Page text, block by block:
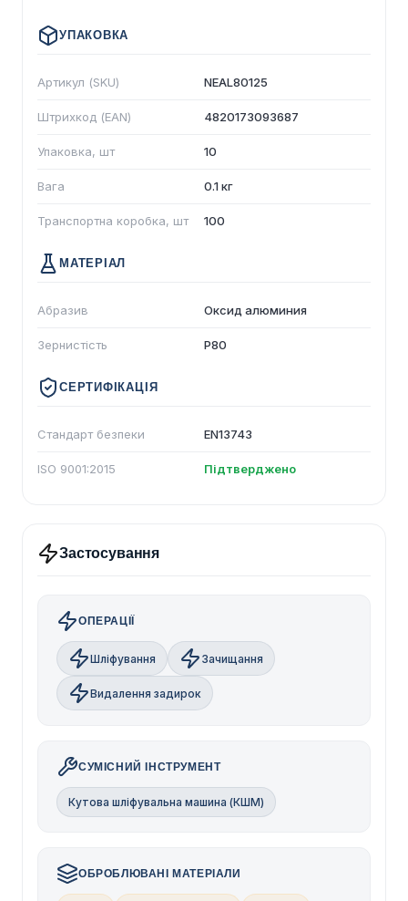
УПАКОВКА
Артикул (SKU) NEAL80125
Штрихкод (EAN) 4820173093687
Упаковка, шт 10
Вага 0.1 кг
Транспортна коробка, шт 100
МАТЕРІАЛ
Абразив Оксид алюминия
Зернистість P80
СЕРТИФІКАЦІЯ
Стандарт безпеки EN13743
ISO 9001:2015 Підтверджено
Застосування
ОПЕРАЦІЇ
Шліфування Зачищання
Видалення задирок
СУМІСНИЙ ІНСТРУМЕНТ
Кутова шліфувальна машина (КШМ)
ОБРОБЛЮВАНІ МАТЕРІАЛИ